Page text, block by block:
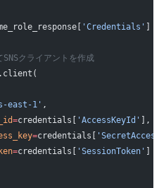
'Credentials'
クライアントを作成
east-1' ,
=credentials[ 'AccessKeyId'
],
=credentials[
=credentials[ 'SessionToken'